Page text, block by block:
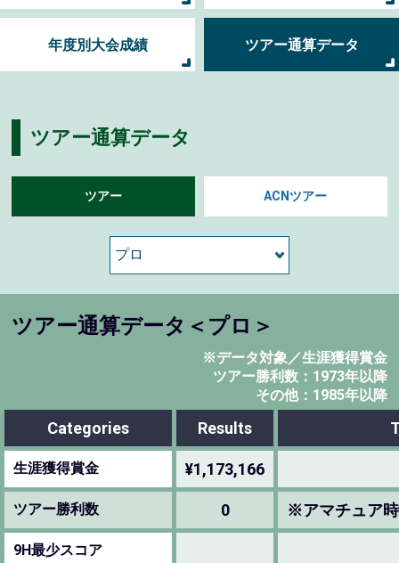
年度別大会成績 ツアー通算データ
ツアー通算データ
ツアー ACNツアー
ツアー通算データ＜プロ＞
※データ対象／生涯獲得賞金
ツアー勝利数：1973年以降
その他：1985年以降
Categories Results
生涯獲得賞金 ¥1,173,166
ツアー勝利数 0 ※アマチュア
9H最少スコア